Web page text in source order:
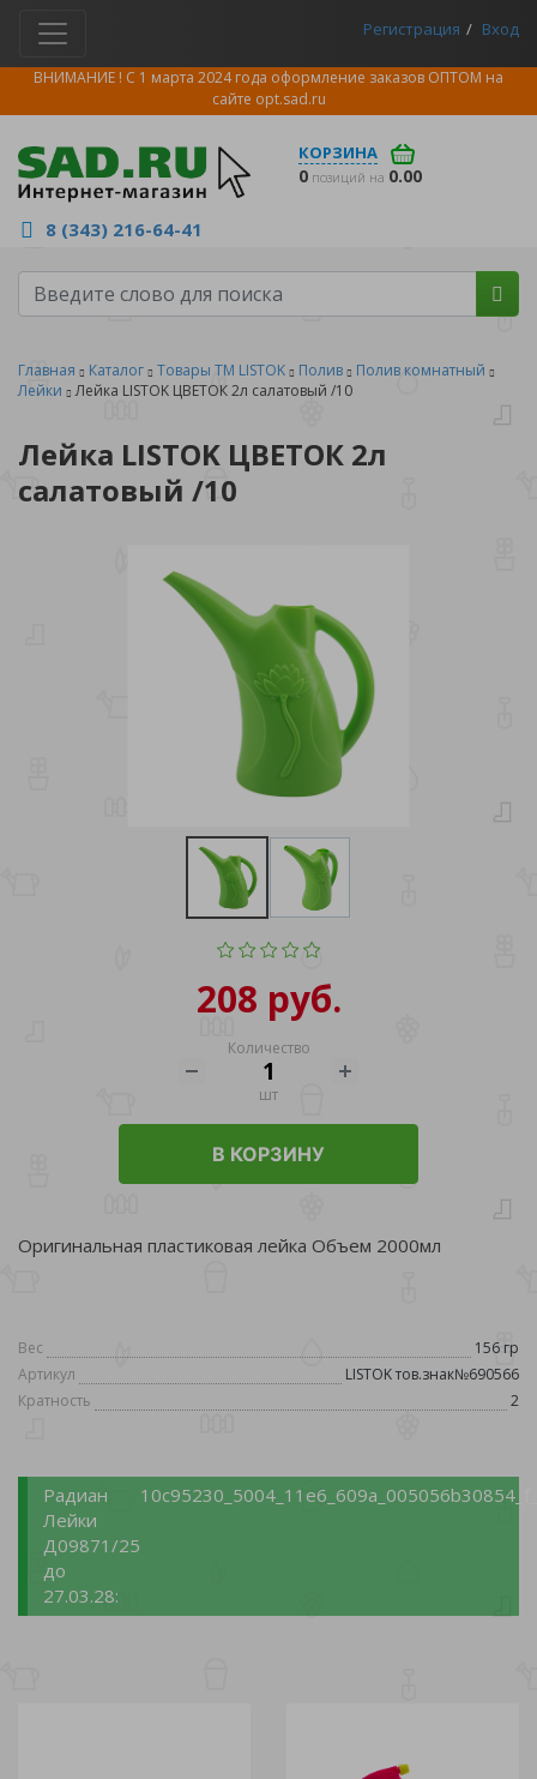
Регистрация Вход
ВНИМАНИЕ ! С 1 марта 2024 года оформление заказов ОПТОМ на
сайте opt.sad.ru
КОРЗИНА
0 позиций на 0.00
8 (343) 216-64-41
Главная Каталог Товары ТМ LISTOK Полив
Полив комнатный
Лейки
Лейка LISTOK ЦВЕТОК 2л салатовый /10
Лейка LISTOK ЦВЕТОК 2л
салатовый /10
208 руб.
Количество
шт
В КОРЗИНУ
Оригинальная пластиковая лейка Объем 2000мл
Вес
156 гр
Артикул
LISTOK тов.знак№690566
Кратность
2
Радиан
Лейки
Д09871/25
до
27.03.28: